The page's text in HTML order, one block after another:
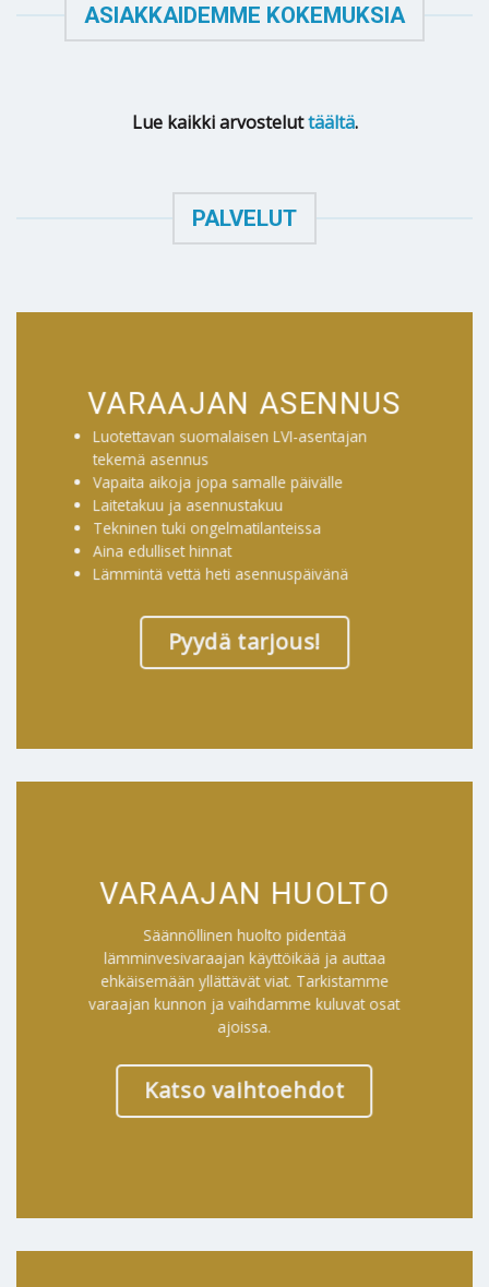
ASIAKKAIDEMME KOKEMUKSIA
Lue kaikki arvosteluttäältä.
PALVELUT
VARAAJAN ASENNUS
Luotettavan suomalaisen LVI-asentajan
tekemä asennus
Vapaita aikoja jopa samalle päivälle
Laitetakuu ja asennustakuu
Tekninen tuki ongelmatilanteissa
Aina edulliset hinnat
Lämmintä vettä heti asennuspäivänä
Pyydä tarjous!
VARAAJAN HUOLTO
Säännöllinen huolto pidentää
lämminvesivaraajan käyttöikää ja auttaa
ehkäisemään yllättävät viat. Tarkistamme
varaajan kunnon ja vaihdamme kuluvat osat
ajoissa.
Katso vaihtoehdot